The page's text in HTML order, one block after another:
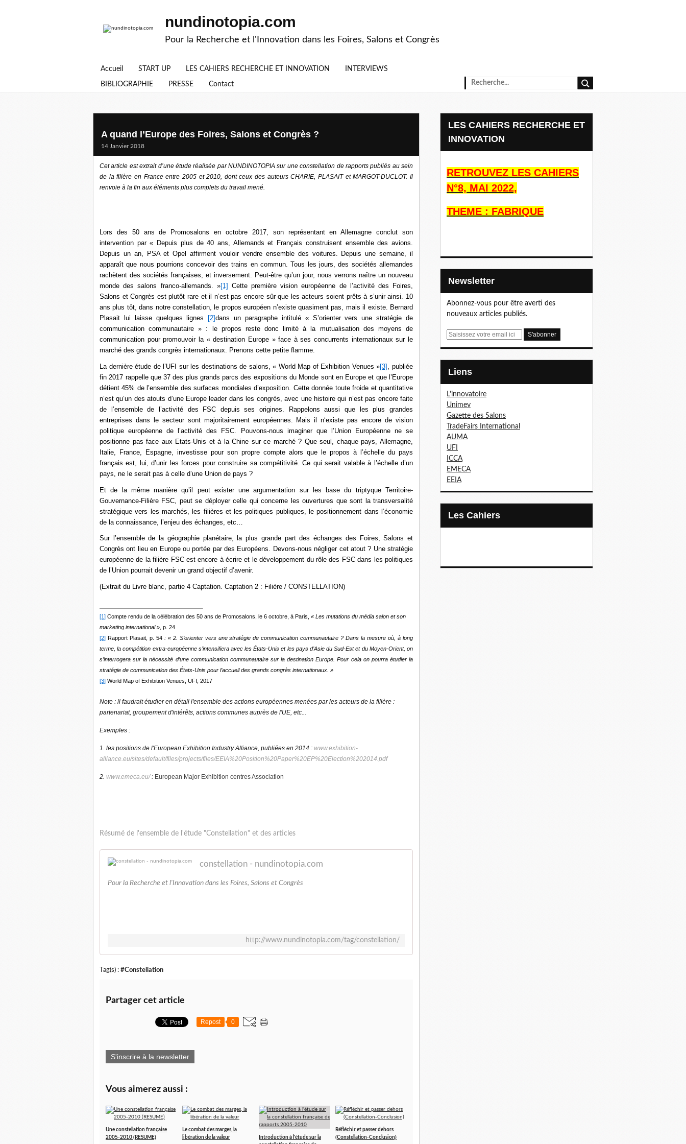
nundinotopia.com
Pour la Recherche et l'Innovation dans les Foires, Salons et Congrès
Accueil START UP LES CAHIERS RECHERCHE ET INNOVATION INTERVIEWS
BIBLIOGRAPHIE PRESSE Contact
A quand l’Europe des Foires, Salons et Congrès ?
14 Janvier 2018
Cet article est extrait d’une étude réalisée par NUNDINOTOPIA sur une constellation de rapports publiés au sein
de la filière en France entre 2005 et 2010, dont ceux des auteurs CHARIE, PLASAIT et MARGOT-DUCLOT. Il
renvoie à la fin aux éléments plus complets du travail mené.
Lors des 50 ans de Promosalons en octobre 2017, son représentant en Allemagne conclut son
intervention par « Depuis plus de 40 ans, Allemands et Français construisent ensemble des avions.
Depuis un an, PSA et Opel affirment vouloir vendre ensemble des voitures. Depuis une semaine, il
apparaît que nous pourrions concevoir des trains en commun. Tous les jours, des sociétés allemandes
rachètent des sociétés françaises, et inversement. Peut-être qu’un jour, nous verrons naître un nouveau
monde des salons franco-allemands. »[1] Cette première vision européenne de l’activité des Foires,
Salons et Congrès est plutôt rare et il n’est pas encore sûr que les acteurs soient prêts à s’unir ainsi. 10
ans plus tôt, dans notre constellation, le propos européen n’existe quasiment pas, mais il existe. Bernard
Plasait lui laisse quelques lignes
[2]dans un paragraphe intitulé « S’orienter vers une stratégie de
communication communautaire » : le propos reste donc limité à la mutualisation des moyens de
communication pour promouvoir la « destination Europe » face à ses concurrents internationaux sur le
marché des grands congrès internationaux. Prenons cette petite flamme.
La dernière étude de l’UFI sur les destinations de salons, « World Map of Exhibition Venues »[3]
, publiée
fin 2017 rappelle que 37 des plus grands parcs des expositions du Monde sont en Europe et que l’Europe
détient 45% de l’ensemble des surfaces mondiales d’exposition. Cette donnée toute froide et quantitative
n’est qu’un des atouts d’une Europe leader dans les congrès, avec une histoire qui n’est pas encore faite
de l’ensemble de l’activité des FSC depuis ses origines. Rappelons aussi que les plus grandes
entreprises dans le secteur sont majoritairement européennes. Mais il n‘existe pas encore de vision
politique européenne de l’activité des FSC. Pouvons-nous imaginer que l’Union Européenne ne se
positionne pas face aux Etats-Unis et à la Chine sur ce marché ? Que seul, chaque pays, Allemagne,
Italie, France, Espagne, investisse pour son propre compte alors que le propos à l’échelle du pays
français est, lui, d’unir les forces pour construire sa compétitivité. Ce qui serait valable à l’échelle d’un
pays, ne le serait pas à celle d’une Union de pays ?
Et de la même manière qu’il peut exister une argumentation sur les base du triptyque Territoire-
Gouvernance-Filière FSC, peut se déployer celle qui concerne les ouvertures que sont la transversalité
stratégique vers les marchés, les filières et les politiques publiques, le positionnement dans l’économie
de la connaissance, l’enjeu des échanges, etc…
Sur l’ensemble de la géographie planétaire, la plus grande part des échanges des Foires, Salons et
Congrès ont lieu en Europe ou portée par des Européens. Devons-nous négliger cet atout ? Une stratégie
européenne de la filière FSC est encore à écrire et le développement du rôle des FSC dans les politiques
de l’Union pourrait devenir un grand objectif d’avenir.
(Extrait du Livre blanc, partie 4 Captation. Captation 2 : Filière / CONSTELLATION)
[1] Compte rendu de la célébration des 50 ans de Promosalons, le 6 octobre, à Paris, « Les mutations du média salon et son
marketing international » , p. 24
[2] Rapport Plasait, p. 54 : « 2. S’orienter vers une stratégie de communication communautaire ? Dans la mesure où, à long
terme, la compétition extra-européenne s’intensifiera avec les États-Unis et les pays d’Asie du Sud-Est et du Moyen-Orient, on
s’interrogera sur la nécessité d’une communication communautaire sur la destination Europe. Pour cela on pourra étudier la
stratégie de communication des États-Unis pour l’accueil des grands congrès internationaux. »
[3] World Map of Exhibition Venues, UFI, 2017
Note : il faudrait étudier en détail l'ensemble des actions européennes menées par les acteurs de la filière :
partenariat, groupement d'intérêts, actions communes auprès de l'UE, etc...
Exemples :
1. les positions de l'European Exhibition Industry Alliance, publiées en 2014 : www.exhibition-
alliance.eu/sites/default/files/projects/files/EEIA%20Position%20Paper%20EP%20Election%202014.pdf
2. www.emeca.eu/ : European Major Exhibition centres Association
Résumé de l'ensemble de l'étude "Constellation" et des articles
constellation - nundinotopia.com
Pour la Recherche et l'Innovation dans les Foires, Salons et Congrès
http://www.nundinotopia.com/tag/constellation/
Tag(s) : #Constellation
Partager cet article
Repost 0
S'inscrire à la newsletter
Vous aimerez aussi :
Une constellation française
2005-2010 (RESUME)
Le combat des marges, la
libération de la valeur
Introduction à l'étude sur la
Réfléchir et passer dehors
(Constellation-Conclusion)
LES CAHIERS RECHERCHE ET
INNOVATION
RETROUVEZ LES CAHIERS
N°8, MAI 2022,
THEME : FABRIQUE
Newsletter
Abonnez-vous pour être averti des
nouveaux articles publiés.
E
Liens
L'innovatoire
Unimev
Gazette des Salons
TradeFairs International
AUMA
UFI
ICCA
EMECA
EEIA
Les Cahiers